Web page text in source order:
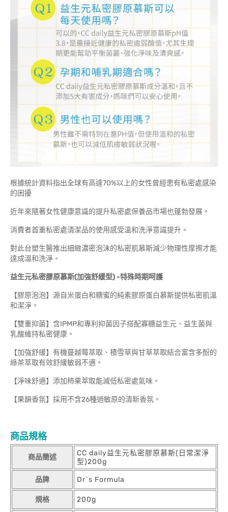
根據統計資料指出全球有高達70%以上的女性曾經患有私密處感染
的困擾
近年來隨著女性健康意識的提升私密處保養品市場也蓬勃發展。
消費者首重私密處清潔品的使用感受溫和洗淨意識提升。
對此台塑生醫推出細緻濃密泡沫的私密肌慕斯減少物理性摩擦才能
達成溫和洗淨。
益生元私密膠原慕斯(加強舒緩型) -特殊時期呵護
【膠原泡泡】源自米蛋白和糖蜜的純素膠原蛋白慕斯提供私密肌溫
和潔淨。
【雙重抑菌】含IPMP和專利抑菌因子搭配寡糖益生元、益生菌與
乳酸維持私密健康。
【加強舒緩】有機蔓越莓萃取、積雪草與甘草萃取結合富含多酚的
綠茶萃取有效舒緩敏弱不適。
【淨味舒適】添加柿果萃取能減低私密處氣味。
【果韻香氛】採用不含26種過敏原的清新香氛。
商品規格
商品簡述
CC daily益生元私密膠原慕斯(日常潔淨
型)200g
品牌 Dr`s Formula
規格 200g